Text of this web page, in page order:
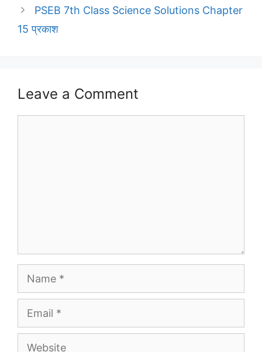
PSEB 7th Class Science Solutions Chapter
15 प्रकाश
Leave a Comment
Website